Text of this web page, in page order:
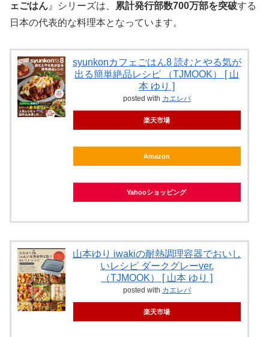
ェごはん』シリーズは、 累計発行部数700万部を突破する
日本の代表的な料理本となっています。
syunkonカフェごはん8 読むとやる気が
出る簡単絶品レシピ （TJMOOK） [ 山
本 ゆり ]
posted with カエレバ
楽天市場
Amazon
Yahooショッピング
山本ゆり iwakiの耐熱調理容器でおいし
いレシピ ダークグレーver.
（TJMOOK） [ 山本 ゆり ]
posted with カエレバ
楽天市場